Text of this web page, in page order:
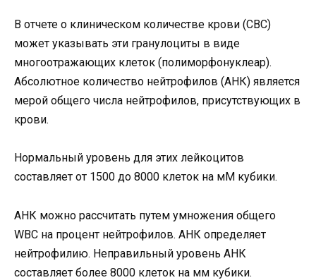
В отчете о клиническом количестве крови (CBC)
может указывать эти гранулоциты в виде
многоотражающих клеток (полиморфонуклеар).
Абсолютное количество нейтрофилов (АНК) является
мерой общего числа нейтрофилов, присутствующих в
крови.
Нормальный уровень для этих лейкоцитов
составляет от 1500 до 8000 клеток на мМ кубики.
АНК можно рассчитать путем умножения общего
WBC на процент нейтрофилов. АНК определяет
нейтрофилию. Неправильный уровень АНК
составляет более 8000 клеток на мм кубики.